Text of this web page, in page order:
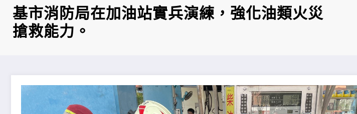
基市消防局在加油站實兵演練，強化油類火災
搶救能力。